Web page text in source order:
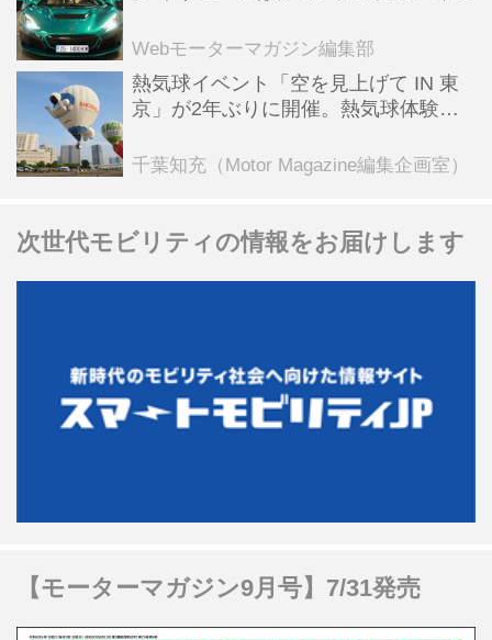
全版／115】
Webモーターマガジン編集部
熱気球イベント「空を見上げて IN 東
京」が2年ぶりに開催。熱気球体験搭
ンテンツも
千葉知充（Motor Magazine編集企画室）
次世代モビリティの情報をお届けします
【モーターマガジン9月号】7/31発売